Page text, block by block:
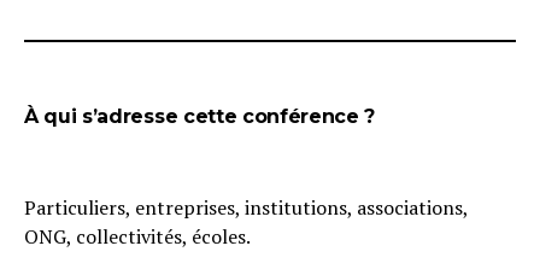
À qui s’adresse cette conférence ?
Particuliers, entreprises, institutions, associations,
ONG, collectivités, écoles.